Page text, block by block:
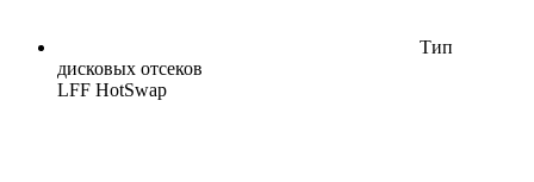
Тип
дисковых отсеков
LFF HotSwap